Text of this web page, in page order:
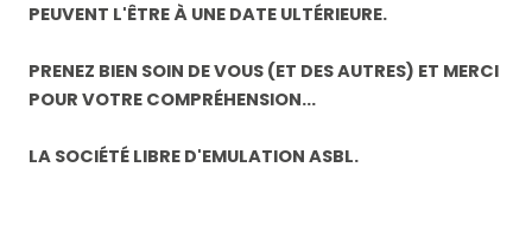
PEUVENT L'ÊTRE À UNE DATE ULTÉRIEURE.
PRENEZ BIEN SOIN DE VOUS (ET DES AUTRES) ET MERCI
POUR VOTRE COMPRÉHENSION...
LA SOCIÉTÉ LIBRE D'EMULATION ASBL.